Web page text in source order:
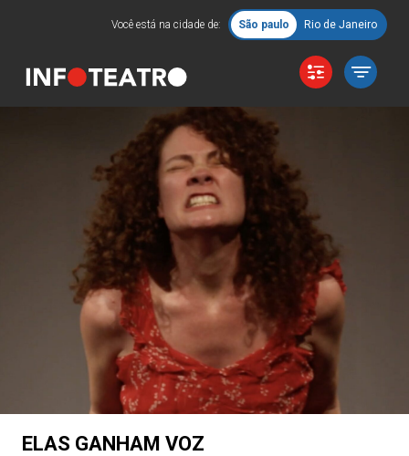
Você está na cidade de: São paulo Rio de Janeiro
ELAS GANHAM VOZ